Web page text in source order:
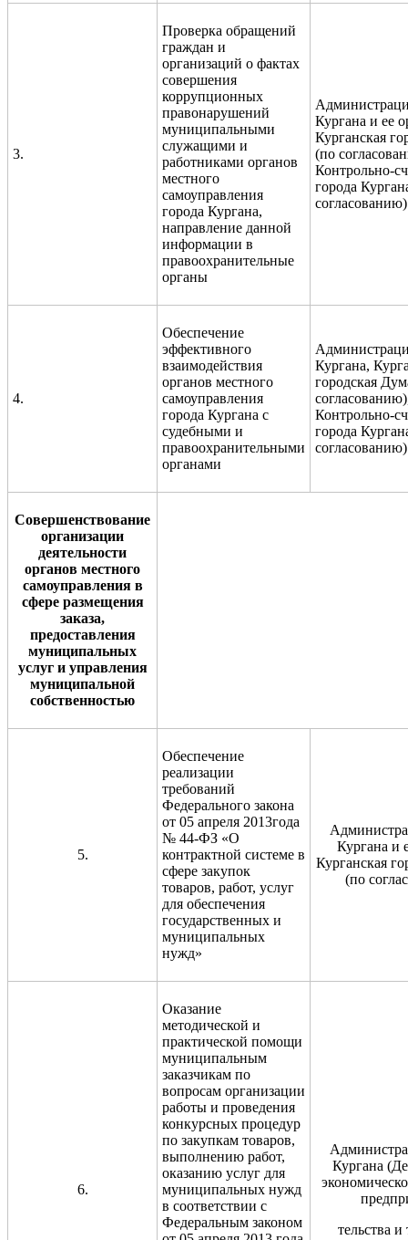
3.
Проверка обращений
граждан и
организаций о фактах
совершения
коррупционных
правонарушений
муниципальными
служащими и
работниками органов
местного
самоуправления
города Кургана,
направление данной
информации в
правоохранительные
органы
Кургана и ее
Курганская
(по
Контрольно-
города
согласованию)
4.
Обеспечение
эффективного
взаимодействия
органов местного
самоуправления
города Кургана с
судебными и
правоохранительными
органами
Кургана,
городская
Контрольно-
города
согласованию)
Совершенствование
организации
деятельности
органов местного
самоуправления в
сфере размещения
заказа,
предоставления
муниципальных
услуг и управления
муниципальной
собственностью
5.
Обеспечение
реализации
требований
Федерального закона
от 05 апреля 2013года
№ 44-ФЗ «О
контрактной системе в
сфере закупок
товаров, работ, услуг
для обеспечения
государственных и
муниципальных
нужд»
Кургана и
Курганская
(по
6.
Оказание
методической и
практической помощи
муниципальным
заказчикам по
вопросам организации
работы и проведения
конкурсных процедур
по закупкам товаров,
выполнению работ,
оказанию услуг для
муниципальных нужд
в соответствии с
Федеральным законом
Кургана
тельства и